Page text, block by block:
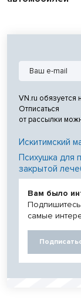
VN.ru обязуется
Отписаться
от рассылки
Искитимский
Психушка для
закрытой
Вам было
самые